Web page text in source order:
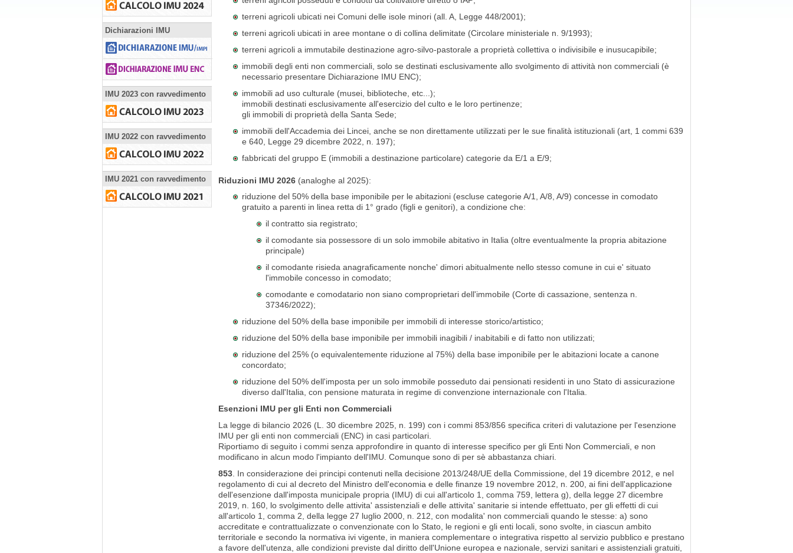
Dichiarazioni IMU
IMU 2023 con ravvedimento
IMU 2022 con ravvedimento
IMU 2021 con ravvedimento
terreni agricoli ubicati nei Comuni delle isole minori (all. A, Legge 448/2001);
terreni agricoli ubicati in aree montane o di collina delimitate (Circolare ministeriale n. 9/1993);
terreni agricoli a immutabile destinazione agro-silvo-pastorale a proprietà collettiva o indivisibile e inusucapibile;
immobili degli enti non commerciali, solo se destinati esclusivamente allo svolgimento di attività non commerciali (è
necessario presentare Dichiarazione IMU ENC);
immobili ad uso culturale (musei, biblioteche, etc...);
immobili destinati esclusivamente all'esercizio del culto e le loro pertinenze;
gli immobili di proprietà della Santa Sede;
immobili dell'Accademia dei Lincei, anche se non direttamente utilizzati per le sue finalità istituzionali (art, 1 commi 639
e 640, Legge 29 dicembre 2022, n. 197);
fabbricati del gruppo E (immobili a destinazione particolare) categorie da E/1 a E/9;
Riduzioni IMU 2026 (analoghe al 2025):
riduzione del 50% della base imponibile per le abitazioni (escluse categorie A/1, A/8, A/9) concesse in comodato
gratuito a parenti in linea retta di 1° grado (figli e genitori), a condizione che:
il contratto sia registrato;
il comodante sia possessore di un solo immobile abitativo in Italia (oltre eventualmente la propria abitazione
principale)
il comodante risieda anagraficamente nonche' dimori abitualmente nello stesso comune in cui e' situato
l'immobile concesso in comodato;
comodante e comodatario non siano comproprietari dell'immobile (Corte di cassazione, sentenza n.
37346/2022);
riduzione del 50% della base imponibile per immobili di interesse storico/artistico;
riduzione del 50% della base imponibile per immobili inagibili / inabitabili e di fatto non utilizzati;
riduzione del 25% (o equivalentemente riduzione al 75%) della base imponibile per le abitazioni locate a canone
concordato;
riduzione del 50% dell'imposta per un solo immobile posseduto dai pensionati residenti in uno Stato di assicurazione
diverso dall'Italia, con pensione maturata in regime di convenzione internazionale con l'Italia.
Esenzioni IMU per gli Enti non Commerciali
La legge di bilancio 2026 (L. 30 dicembre 2025, n. 199) con i commi 853/856 specifica criteri di valutazione per l'esenzione
IMU per gli enti non commerciali (ENC) in casi particolari.
Riportiamo di seguito i commi senza approfondire in quanto di interesse specifico per gli Enti Non Commerciali, e non
modificano in alcun modo l'impianto dell'IMU. Comunque sono di per sè abbastanza chiari.
853 . In considerazione dei principi contenuti nella decisione 2013/248/UE della Commissione, del 19 dicembre 2012, e nel
regolamento di cui al decreto del Ministro dell'economia e delle finanze 19 novembre 2012, n. 200, ai fini dell'applicazione
dell'esenzione dall'imposta municipale propria (IMU) di cui all'articolo 1, comma 759, lettera g), della legge 27 dicembre
2019, n. 160, lo svolgimento delle attivita' assistenziali e delle attivita' sanitarie si intende effettuato, per gli effetti di cui
all'articolo 1, comma 2, della legge 27 luglio 2000, n. 212, con modalita' non commerciali quando le stesse: a) sono
accreditate e contrattualizzate o convenzionate con lo Stato, le regioni e gli enti locali, sono svolte, in ciascun ambito
territoriale e secondo la normativa ivi vigente, in maniera complementare o integrativa rispetto al servizio pubblico e prestano
a favore dell'utenza, alle condizioni previste dal diritto dell'Unione europea e nazionale, servizi sanitari e assistenziali gratuiti,